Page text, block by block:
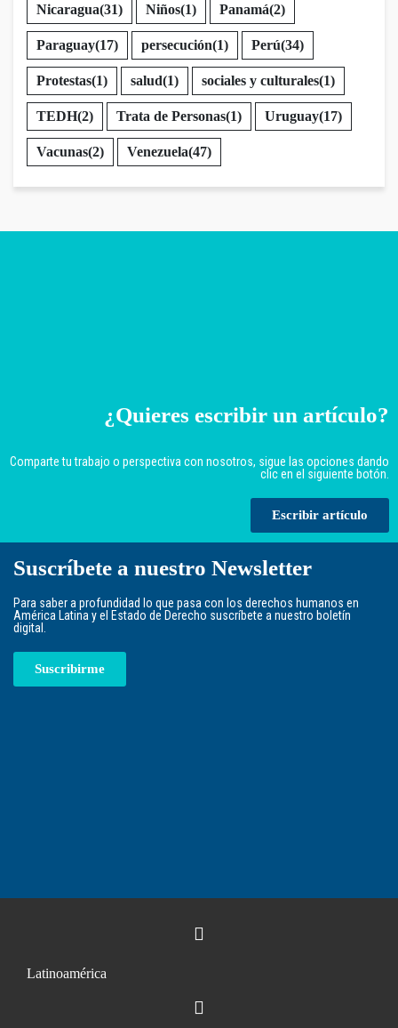
Nicaragua(31) Niños(1) Panamá(2)
Paraguay(17) persecución(1) Perú(34)
Protestas(1) salud(1) sociales y culturales(1)
TEDH(2) Trata de Personas(1) Uruguay(17)
Vacunas(2) Venezuela(47)
¿Quieres escribir un artículo?
Comparte tu trabajo o perspectiva con nosotros, sigue las opciones dando
clic en el siguiente botón.
Escribir artículo
Suscríbete a nuestro Newsletter
Para saber a profundidad lo que pasa con los derechos humanos en
América Latina y el Estado de Derecho suscríbete a nuestro boletín
digital.
Suscribirme
Latinoamérica